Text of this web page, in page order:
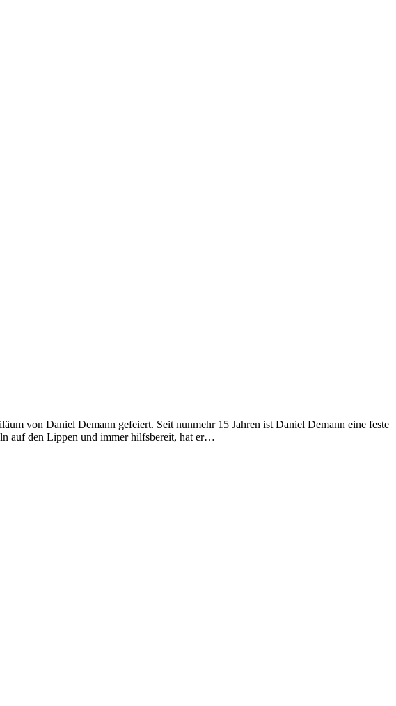
von Daniel Demann gefeiert. Seit nunmehr 15 Jahren ist Daniel Demann eine feste
auf den Lippen und immer hilfsbereit, hat er…